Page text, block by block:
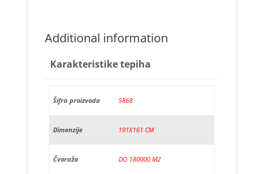
Additional information
Karakteristike tepiha
Šifra proizvoda 5868
Dimenzije 191X161 CM
Čvoraža DO 180000 M2